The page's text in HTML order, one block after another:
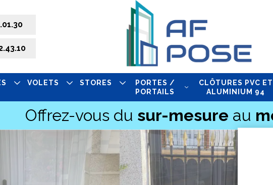
VOLETS STORES
PORTES /
PORTAILS
CLÔTURES PVC ET
ALUMINIUM 94
Offrez-vous du sur-mesure au